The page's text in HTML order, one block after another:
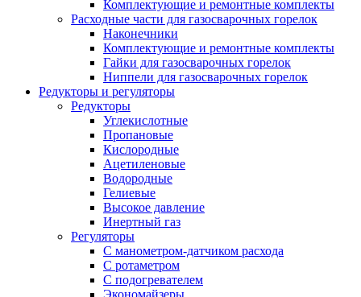
Комплектующие и ремонтные комплекты
Расходные части для газосварочных горелок
Наконечники
Комплектующие и ремонтные комплекты
Гайки для газосварочных горелок
Ниппели для газосварочных горелок
Редукторы и регуляторы
Редукторы
Углекислотные
Пропановые
Кислородные
Ацетиленовые
Водородные
Гелиевые
Высокое давление
Инертный газ
Регуляторы
С манометром-датчиком расхода
С ротаметром
С подогревателем
Экономайзеры